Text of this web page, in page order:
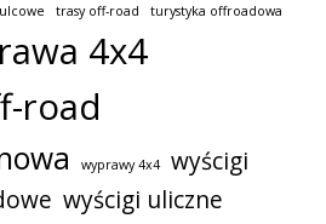
trasy off-road turystyka offroadowa
4x4
road
wyprawy 4x4
wyścigi
wyścigi uliczne